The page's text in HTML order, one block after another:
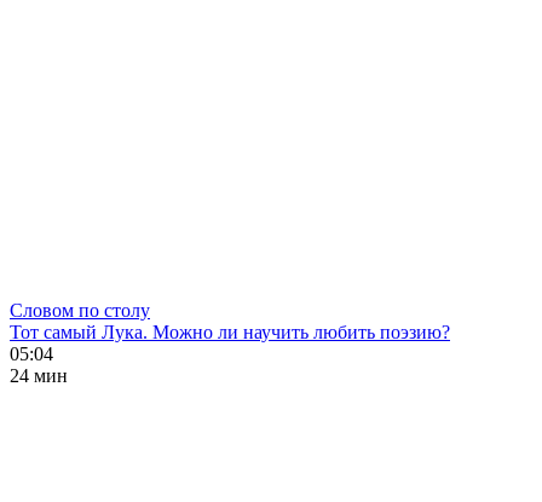
Словом по столу
Тот самый Лука. Можно ли научить любить поэзию?
05:04
24 мин